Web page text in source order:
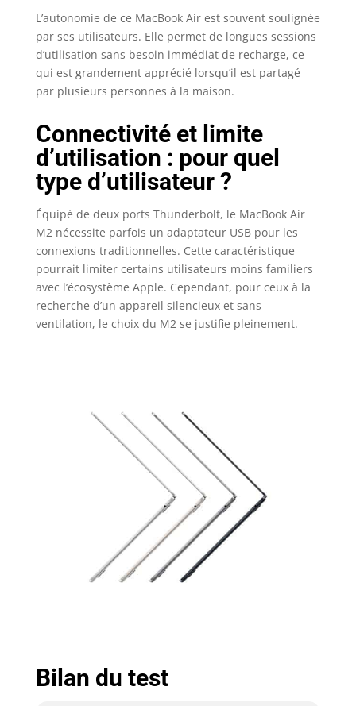
CAMÉRA ET AUDIO
AVANCÉS – Une
caméra FaceTime
HD 1080p, un
ensemble de trois
système audio à
quatre haut-
parleurs avec
audio spatial pour
que tout soit clair,
net, précis.
CONNECTIVITÉ
MULTIPLE – Le
MacBook Air
intègre un port de
charge MagSafe,
deux ports
Thunderbolt et
instantanément
familier et
fonctionnera sans
problème avec
tous vos appareils
Apple. CONÇU
POUR DURER – Le
boîtier unibody
tout aluminium
est d’une
L’autonomie de ce MacBook Air est souvent soulignée
par ses utilisateurs. Elle permet de longues sessions
d’utilisation sans besoin immédiat de recharge, ce
qui est grandement apprécié lorsqu’il est partagé
par plusieurs personnes à la maison.
Connectivité et limite
d’utilisation : pour quel
type d’utilisateur ?
Équipé de deux ports Thunderbolt, le MacBook Air
M2 nécessite parfois un adaptateur USB pour les
connexions traditionnelles. Cette caractéristique
pourrait limiter certains utilisateurs moins familiers
avec l’écosystème Apple. Cependant, pour ceux à la
recherche d’un appareil silencieux et sans
ventilation, le choix du M2 se justifie pleinement.
Bilan du test